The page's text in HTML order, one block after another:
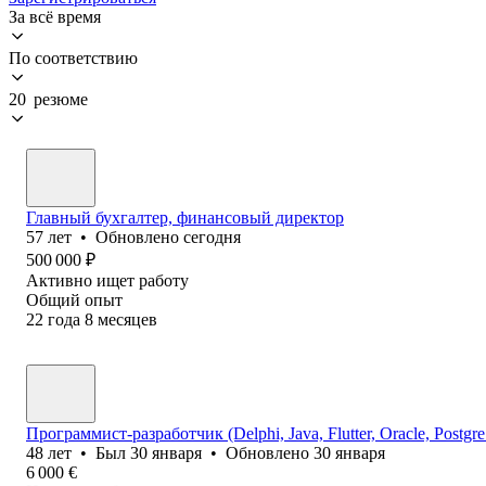
За всё время
По соответствию
20 резюме
Главный бухгалтер, финансовый директор
57 лет • Обновлено сегодня
500 000 ₽
Активно ищет работу
Общий опыт
22 года 8 месяцев
Программист-разработчик (Delphi, Java, Flutter, Oracle,
48 лет • Был 30 января • Обновлено 30 января
6 000 €